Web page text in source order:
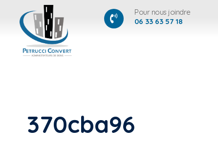
06 33 63 57 18
Pour nous joindre
370cba96